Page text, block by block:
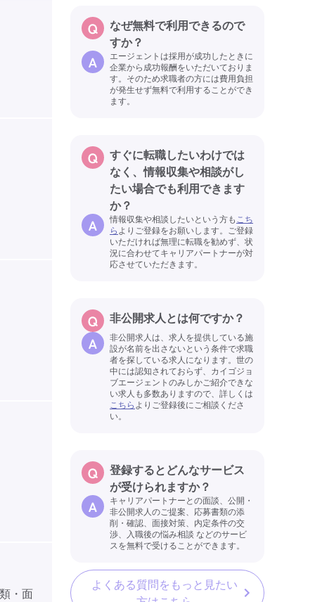
・面
なぜ無料で利用できるので
すか？
エージェントは採用が成功したときに
企業から成功報酬をいただいておりま
す。そのため求職者の方には費用負担
が発生せず無料で利用することができ
ます。
すぐに転職したいわけでは
なく、情報収集や相談がし
たい場合でも利用できます
か？
情報収集や相談したいという方もこち
らよりご登録をお願いします。ご登録
いただければ無理に転職を勧めず、状
況に合わせてキャリアパートナーが対
応させていただきます。
非公開求人とは何ですか？
非公開求人は、求人を提供している施
設が名前を出さないという条件で求職
者を探している求人になります。世の
中には認知されておらず、カイゴジョ
ブエージェントのみしかご紹介できな
い求人も多数ありますので、詳しくは
こちらよりご登録後にご相談くださ
い。
登録するとどんなサービス
が受けられますか？
キャリアパートナーとの面談、公開・
非公開求人のご提案、応募書類の添
削・確認、面接対策、内定条件の交
渉、入職後の悩み相談 などのサービ
スを無料で受けることができます。
よくある質問をもっと見たい